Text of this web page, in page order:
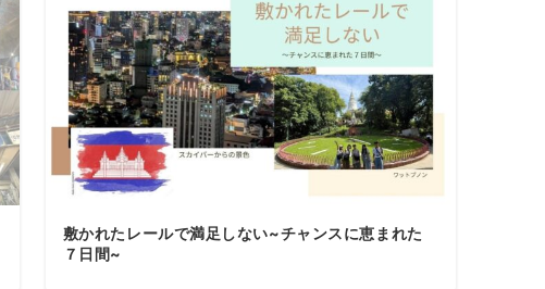
敷かれたレールで満足しない~チャンスに恵まれた
７日間~